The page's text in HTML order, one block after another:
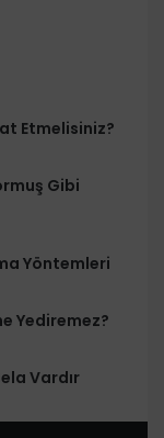
Etmelisiniz?
Gibi
Yöntemleri
Yediremez?
Vardır